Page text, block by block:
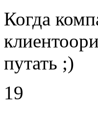
Когда
путать ;)
19